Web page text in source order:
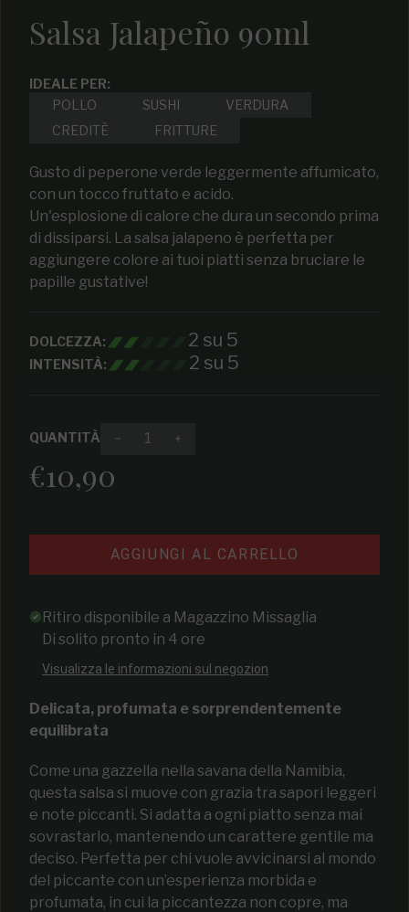
Salsa Jalapeño 90ml
IDEALE PER:
POLLO
SUSHI
VERDURA
CREDITÈ
FRITTURE
Gusto di peperone verde leggermente affumicato,
con un tocco fruttato e acido.
Un'esplosione di calore che dura un secondo prima
di dissiparsi. La salsa jalapeno è perfetta per
aggiungere colore ai tuoi piatti senza bruciare le
papille gustative!
DOLCEZZA: 2 su 5
INTENSITÀ: 2 su 5
QUANTITÀ
Diminuire la quantità per Salsa Jalapeño
Prezzo regolare
€10,90
AGGIUNGI AL CARRELLO
Ritiro disponibile a Magazzino Missaglia
Di solito pronto in 4 ore
Visualizza le informazioni sul negozion
Delicata, profumata e sorprendentemente
equilibrata
Come una gazzella nella savana della Namibia,
questa salsa si muove con grazia tra sapori leggeri
e note piccanti. Si adatta a ogni piatto senza mai
sovrastarlo, mantenendo un carattere gentile ma
deciso. Perfetta per chi vuole avvicinarsi al mondo
del piccante con un’esperienza morbida e
profumata, in cui la piccantezza non copre, ma